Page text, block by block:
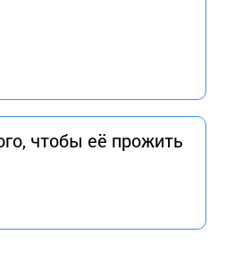
чтобы её прожить